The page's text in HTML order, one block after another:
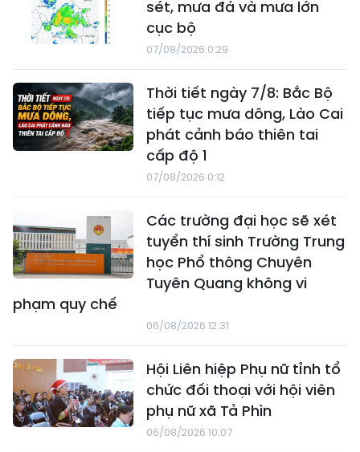
sét, mưa đá và mưa lớn
cục bộ
07/08/2026 0:29
Thời tiết ngày 7/8: Bắc Bộ
tiếp tục mưa dông, Lào Cai
phát cảnh báo thiên tai
cấp độ 1
07/08/2026 0:12
Các trường đại học sẽ xét
tuyển thí sinh Trường Trung
học Phổ thông Chuyên
Tuyên Quang không vi
phạm quy chế
06/08/2026 12:31
Hội Liên hiệp Phụ nữ tỉnh tổ
chức đối thoại với hội viên
phụ nữ xã Tả Phìn
06/08/2026 10:07